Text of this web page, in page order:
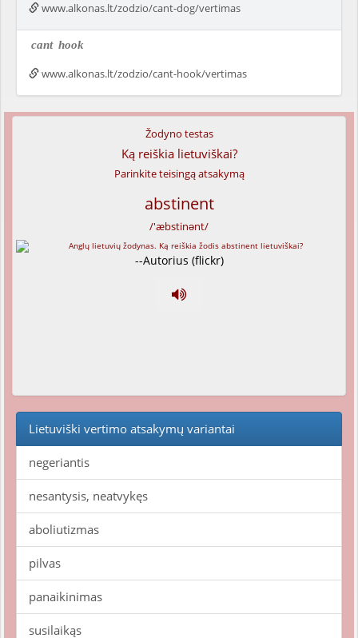
www.alkonas.lt/zodzio/cant-dog/vertimas
cant hook
www.alkonas.lt/zodzio/cant-hook/vertimas
Žodyno testas
Ką reiškia lietuviškai?
Parinkite teisingą atsakymą
abstinent
/'æbstinənt/
--Autorius (flickr)
Lietuviški vertimo atsakymų variantai
negeriantis
nesantysis, neatvykęs
aboliutizmas
pilvas
panaikinimas
susilaikąs